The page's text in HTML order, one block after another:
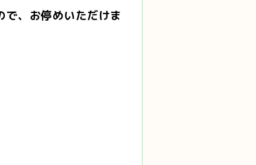
で、お停めいただけま